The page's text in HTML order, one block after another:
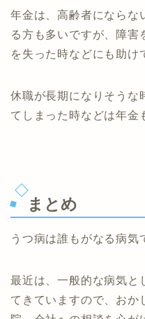
年金は、高齢者にならな
る方も多いですが、障害
を失った時などにも助け
休職が長期になりそうな
てしまった時などは年金
まとめ
うつ病は誰もがなる病気
最近は、一般的な病気と
てきていますので、おか